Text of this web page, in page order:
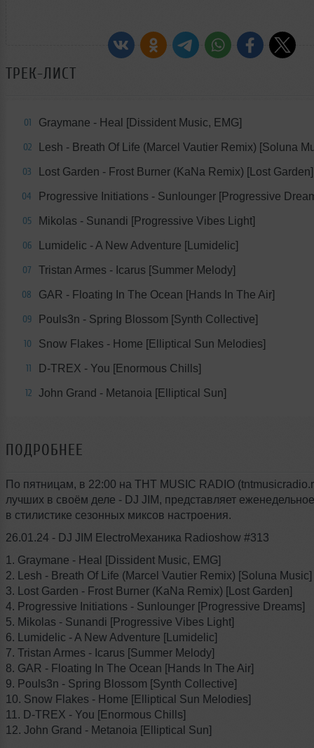
ТРЕК-ЛИСТ
01 Graymane - Heal [Dissident Music, EMG]
02 Lesh - Breath Of Life (Marcel Vautier Remix) [Soluna
03 Lost Garden - Frost Burner (KaNa Remix) [Lost Garden]
04 Progressive Initiations - Sunlounger [Progressive
05 Mikolas - Sunandi [Progressive Vibes Light]
06 Lumidelic - A New Adventure [Lumidelic]
07 Tristan Armes - Icarus [Summer Melody]
08 GAR - Floating In The Ocean [Hands In The Air]
09 Pouls3n - Spring Blossom [Synth Collective]
10 Snow Flakes - Home [Elliptical Sun Melodies]
11 D-TREX - You [Enormous Chills]
12 John Grand - Metanoia [Elliptical Sun]
ПОДРОБНЕЕ
По пятницам, в 22:00 на THT MUSIC RADIO
лучших в своём деле - DJ JIM, представляет
в стилистике сезонных миксов настроения.
26.01.24 - DJ JIM ElectroМеханика Radioshow #313
1. Graymane - Heal [Dissident Music, EMG]
2. Lesh - Breath Of Life (Marcel Vautier Remix) [Soluna Music]
3. Lost Garden - Frost Burner (KaNa Remix) [Lost Garden]
4. Progressive Initiations - Sunlounger [Progressive Dreams]
5. Mikolas - Sunandi [Progressive Vibes Light]
6. Lumidelic - A New Adventure [Lumidelic]
7. Tristan Armes - Icarus [Summer Melody]
8. GAR - Floating In The Ocean [Hands In The Air]
9. Pouls3n - Spring Blossom [Synth Collective]
10. Snow Flakes - Home [Elliptical Sun Melodies]
11. D-TREX - You [Enormous Chills]
12. John Grand - Metanoia [Elliptical Sun]